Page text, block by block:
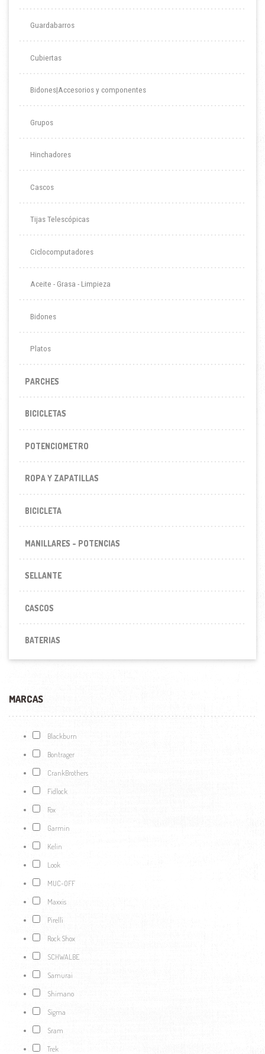
Guardabarros
Cubiertas
Bidones|Accesorios y componentes
Grupos
Hinchadores
Cascos
Tijas Telescópicas
Ciclocomputadores
Aceite - Grasa - Limpieza
Bidones
Platos
PARCHES
BICICLETAS
POTENCIOMETRO
ROPA Y ZAPATILLAS
BICICLETA
MANILLARES - POTENCIAS
SELLANTE
CASCOS
BATERIAS
MARCAS
Blackburn
Bontrager
CrankBrothers
Fidlock
Fox
Garmin
Kelin
Look
MUC-OFF
Maxxis
Pirelli
Rock Shox
SCHWALBE
Samurai
Shimano
Sigma
Sram
Trek